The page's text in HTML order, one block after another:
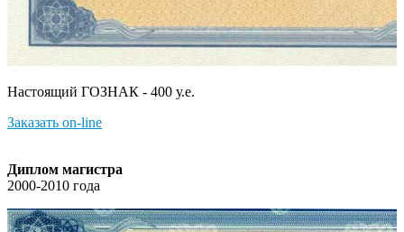
Настоящий ГОЗНАК - 400 у.е.
Заказать on-line
Диплом магистра
2000-2010 года